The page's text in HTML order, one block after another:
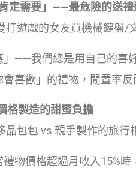
定需要」——最危險的送
打遊戲的女友買機械鍵盤/
」——我們總是用自己的喜
喜歡」的禮物，閒置率反
格製造的甜蜜負擔
品包包 vs 親手製作的旅行
物價格超過月收入15%